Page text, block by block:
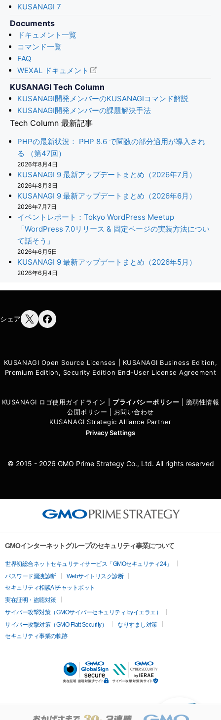
KUSANAGI 7
Documents
ドキュメント一覧
コマンド一覧
FAQ
WEXAL ドキュメント
KUSANAGI Tech Column
KUSANAGI開発メンバーのKUSANAGIコマンド解説
KUSANAGI開発メンバーの課題解決手法
Tech Column 最新記事
PHPの最新状況： PHP 8.6 で関数の部分適用が導入され
る （第47回）
2026年8月4日
KUSANAGI 9 最新アップデートまとめ（2026年7月）
2026年8月3日
KUSANAGI 9 最新アップデートまとめ（2026年6月）
2026年7月7日
イベントレポート：Tokyo WordPress Meetup
「WordPress 7.0リリース & 固定ページの実装方法につい
て話そう」
2026年6月5日
KUSANAGI 9 最新アップデートまとめ（2026年5月）
2026年6月4日
シェア
KUSANAGI Open Source Licenses
KUSANAGI Business Edition,
Premium Edition, Security Edition End-User License Agreement
KUSANAGI ロゴ使用ガイドライン プライバシーポリシー
脆弱性情報
公開ポリシー
お問い合わせ
KUSANAGI Strategic Alliance Partner
Privacy Settings
© 2015 - 2026 GMO Prime Strategy Co., Ltd. All rights reserved
GMOインターネットグループのセキュリティ事業について
世界初総合ネットセキュリティサービス「GMOセキュリティ24」
パスワード漏洩診断
Webサイトリスク診断
セキュリティ相談AIチャットボット
実在証明・盗聴対策
サイバー攻撃対策（GMOサイバーセキュリティ byイエラエ）
サイバー攻撃対策（GMO Flatt Security）
なりすまし対策
セキュリティ事業の軌跡